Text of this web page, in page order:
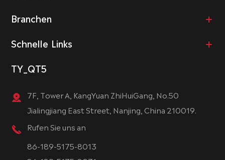
Branchen
Schnelle Links
TY_QT5
7F, Tower A, KangYuan ZhiHuiGang, No.50
Jialingjiang East Street, Nanjing, China 210019.
Rufen Sie uns an
86-189-5175-8013